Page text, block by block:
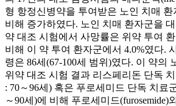
형 항정신병약을 투여받은 노인 치매 환
비해 증가하였다. 노인 치매 환자군을
약 대조 시험에서 사망률은 위약 투여 환
비해 이 약 투여 환자군에서 4.0%였다.
령은 86세(67-100세 범위)였다. 이 약의
위약 대조 시험 결과 리스페리돈 단독 치
: 70～96세) 혹은 푸로세미드 단독 치료
～90세)에 비해 푸로세미드(furosemide)